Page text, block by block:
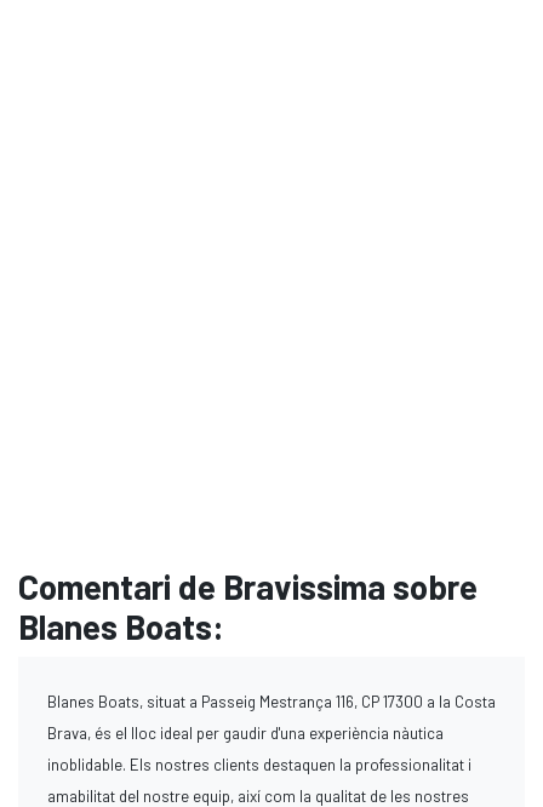
Comentari de Bravissima sobre
Blanes Boats:
Blanes Boats, situat a Passeig Mestrança 116, CP 17300 a la Costa
Brava, és el lloc ideal per gaudir d'una experiència nàutica
inoblidable. Els nostres clients destaquen la professionalitat i
amabilitat del nostre equip, així com la qualitat de les nostres